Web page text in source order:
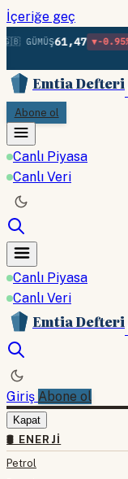
İçeriğe geç
GÜMÜŞ61,47 ▼-0.95%
Emtia Defteri
Abone ol
Canlı Piyasa
Canlı Veri
Canlı Piyasa
Canlı Veri
Emtia Defteri
Giriş Abone ol
Kapat
🛢 ENERJI
Petrol